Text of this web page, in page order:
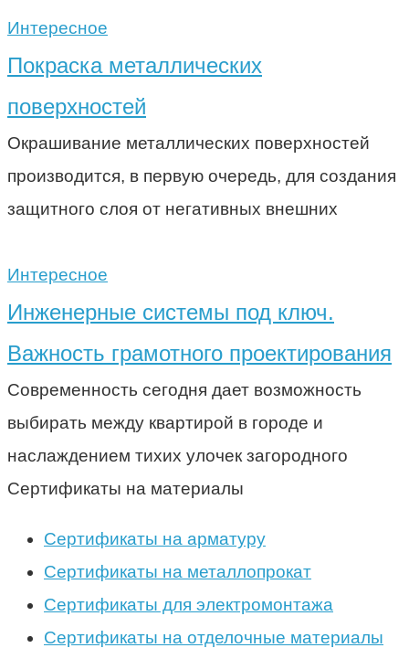
Интересное
Покраска металлических
поверхностей
Окрашивание металлических поверхностей
производится, в первую очередь, для создания
защитного слоя от негативных внешних
Интересное
Инженерные системы под ключ.
Важность грамотного проектирования
Современность сегодня дает возможность
выбирать между квартирой в городе и
наслаждением тихих улочек загородного
Сертификаты на материалы
Сертификаты на арматуру
Сертификаты на металлопрокат
Сертификаты для электромонтажа
Сертификаты на отделочные материалы